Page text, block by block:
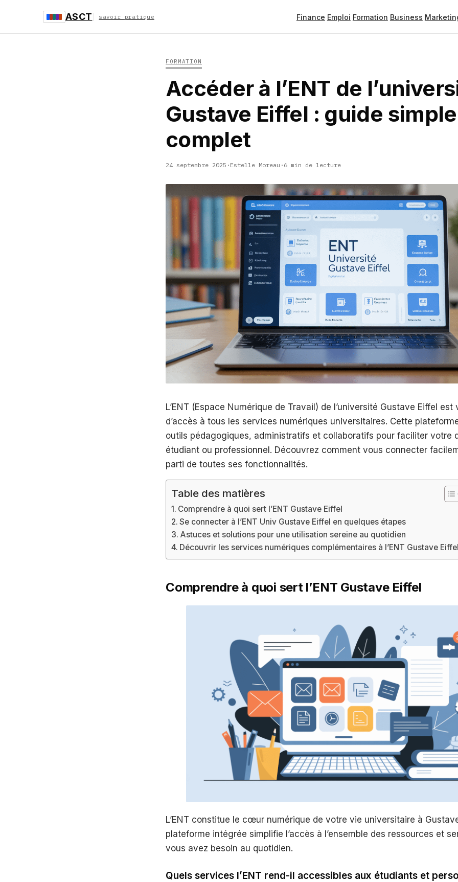
ASCT savoir pratique Finance Emploi Formation Business
FORMATION
Accéder à l’ENT de
Gustave Eiffel : guide
complet
24 septembre 2025 · Estelle Moreau · 6 min de lecture
L’ENT (Espace Numérique de Travail) de l’université Gustave Eiffel
d’accès à tous les services numériques universitaires. Cette
outils pédagogiques, administratifs et collaboratifs pour faciliter votre
étudiant ou professionnel. Découvrez comment vous connecter
parti de toutes ses fonctionnalités.
Table des matières
Comprendre à quoi sert l’ENT Gustave Eiffel
Se connecter à l’ENT Univ Gustave Eiffel en quelques étapes
Astuces et solutions pour une utilisation sereine au quotidien
Découvrir les services numériques complémentaires à l’ENT Gustave
Comprendre à quoi sert l’ENT Gustave Eiffel
L’ENT constitue le cœur numérique de votre vie universitaire à
plateforme intégrée simplifie l’accès à l’ensemble des ressources et
vous avez besoin au quotidien.
Quels services l’ENT rend-il accessibles aux étudiants et